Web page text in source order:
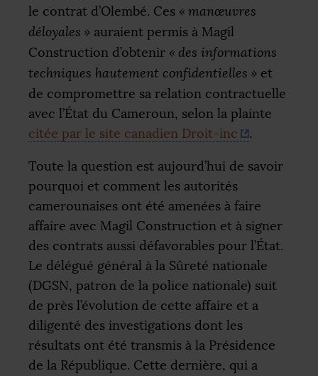
le contrat d’Olembé. Ces « manœuvres
déloyales » auraient permis à Magil
Construction d’obtenir « des informations
techniques hautement confidentielles » et
de compromettre sa relation contractuelle
avec l’État du Cameroun, selon la plainte
citée par le site canadien Droit-inc
.
Toute la question est aujourd’hui de savoir
pourquoi et comment les autorités
camerounaises ont été amenées à faire
affaire avec Magil Construction et à signer
des contrats aussi défavorables pour l’État.
Le délégué général à la Sûreté nationale
(DGSN, patron de la police nationale) suit
de près l’évolution de cette affaire et a
diligenté des investigations dont les
résultats ont été transmis à la Présidence
de la République. Cette dernière, qui a